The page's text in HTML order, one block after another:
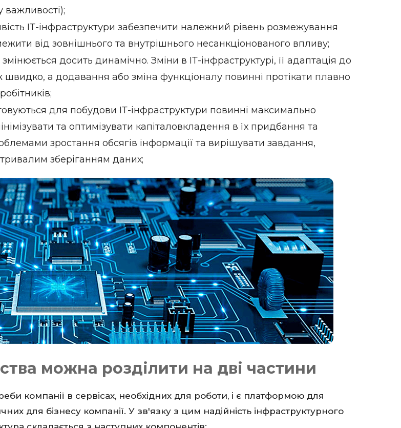
важливості);
ІТ-інфраструктури забезпечити належний рівень розмежування
від зовнішнього та внутрішнього несанкціонованого впливу;
досить динамічно. Зміни в ІТ-інфраструктурі, її адаптація до
швидко, а додавання або зміна функціоналу повинні протікати плавно
для побудови ІТ-інфраструктури повинні максимально
та оптимізувати капіталовкладення в їх придбання та
зростання обсягів інформації та вирішувати завдання,
зберіганням даних;
можна розділити на дві частини
компанії в сервісах, необхідних для роботи, і є платформою для
для бізнесу компанії. У зв'язку з цим надійність інфраструктурного